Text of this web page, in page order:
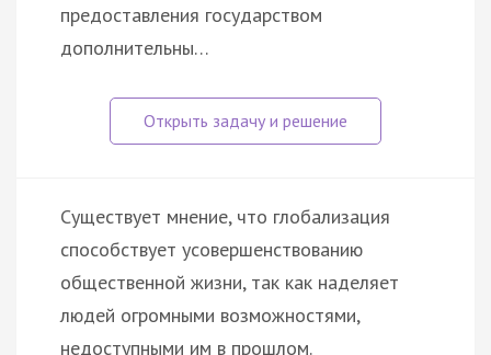
предоставления государством
дополнительны…
Существует мнение, что глобализация
способствует усовершенствованию
общественной жизни, так как наделяет
людей огромными возможностями,
недоступными им в прошлом.